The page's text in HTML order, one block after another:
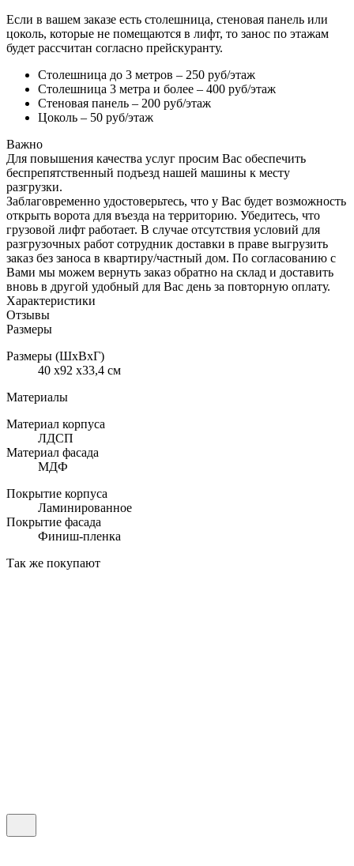
Если в вашем заказе есть столешница, стеновая панель или
цоколь, которые не помещаются в лифт, то занос по этажам
будет рассчитан согласно прейскуранту.
Столешница до 3 метров – 250 руб/этаж
Столешница 3 метра и более – 400 руб/этаж
Стеновая панель – 200 руб/этаж
Цоколь – 50 руб/этаж
Важно
Для повышения качества услуг просим Вас обеспечить
беспрепятственный подъезд нашей машины к месту
разгрузки.
Заблаговременно удостоверьтесь, что у Вас будет возможность
открыть ворота для въезда на территорию. Убедитесь, что
грузовой лифт работает. В случае отсутствия условий для
разгрузочных работ сотрудник доставки в праве выгрузить
заказ без заноса в квартиру/частный дом. По согласованию с
Вами мы можем вернуть заказ обратно на склад и доставить
вновь в другой удобный для Вас день за повторную оплату.
Характеристики
Отзывы
Размеры
Размеры (ШхВхГ)
40 x92 x33,4 см
Материалы
Материал корпуса
ЛДСП
Материал фасада
МДФ
Покрытие корпуса
Ламинированное
Покрытие фасада
Финиш-пленка
Так же покупают